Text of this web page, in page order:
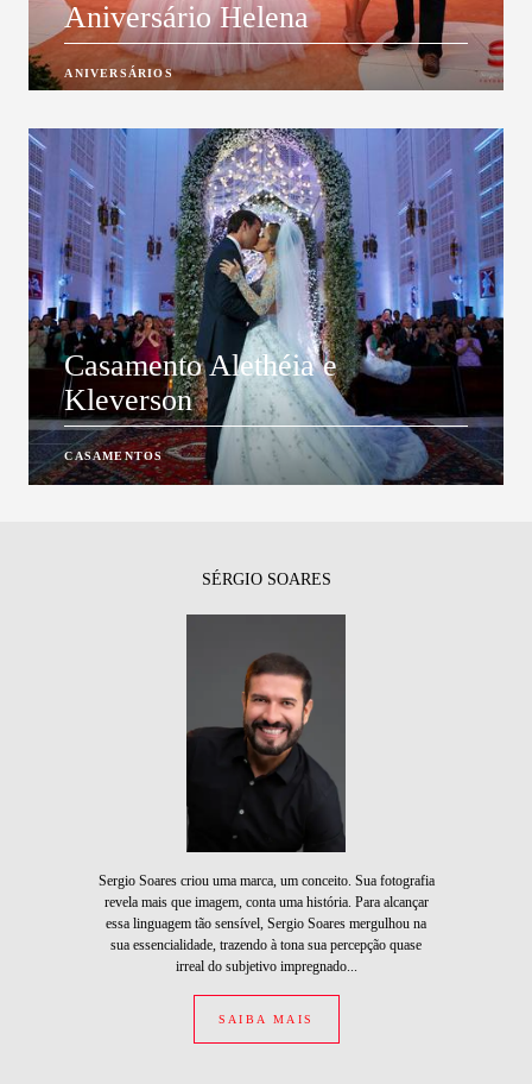
Aniversário Helena
ANIVERSÁRIOS
Casamento Alethéia e
Kleverson
CASAMENTOS
SÉRGIO SOARES
Sergio Soares criou uma marca, um conceito. Sua fotografia
revela mais que imagem, conta uma história. Para alcançar
essa linguagem tão sensível, Sergio Soares mergulhou na
sua essencialidade, trazendo à tona sua percepção quase
irreal do subjetivo impregnado...
SAIBA MAIS